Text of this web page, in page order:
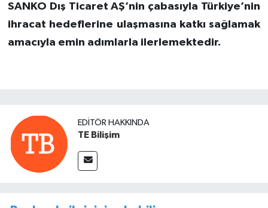
SANKO Dış Ticaret AŞ’nin çabasıyla Türkiye’nin
ihracat hedeflerine ulaşmasına katkı sağlamak
amacıyla emin adımlarla ilerlemektedir.
EDITÖR HAKKINDA
TE Bilişim